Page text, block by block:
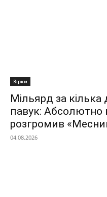
Зірки
Мільярд за
павук: Абсолютно
розгромив
04.08.2026